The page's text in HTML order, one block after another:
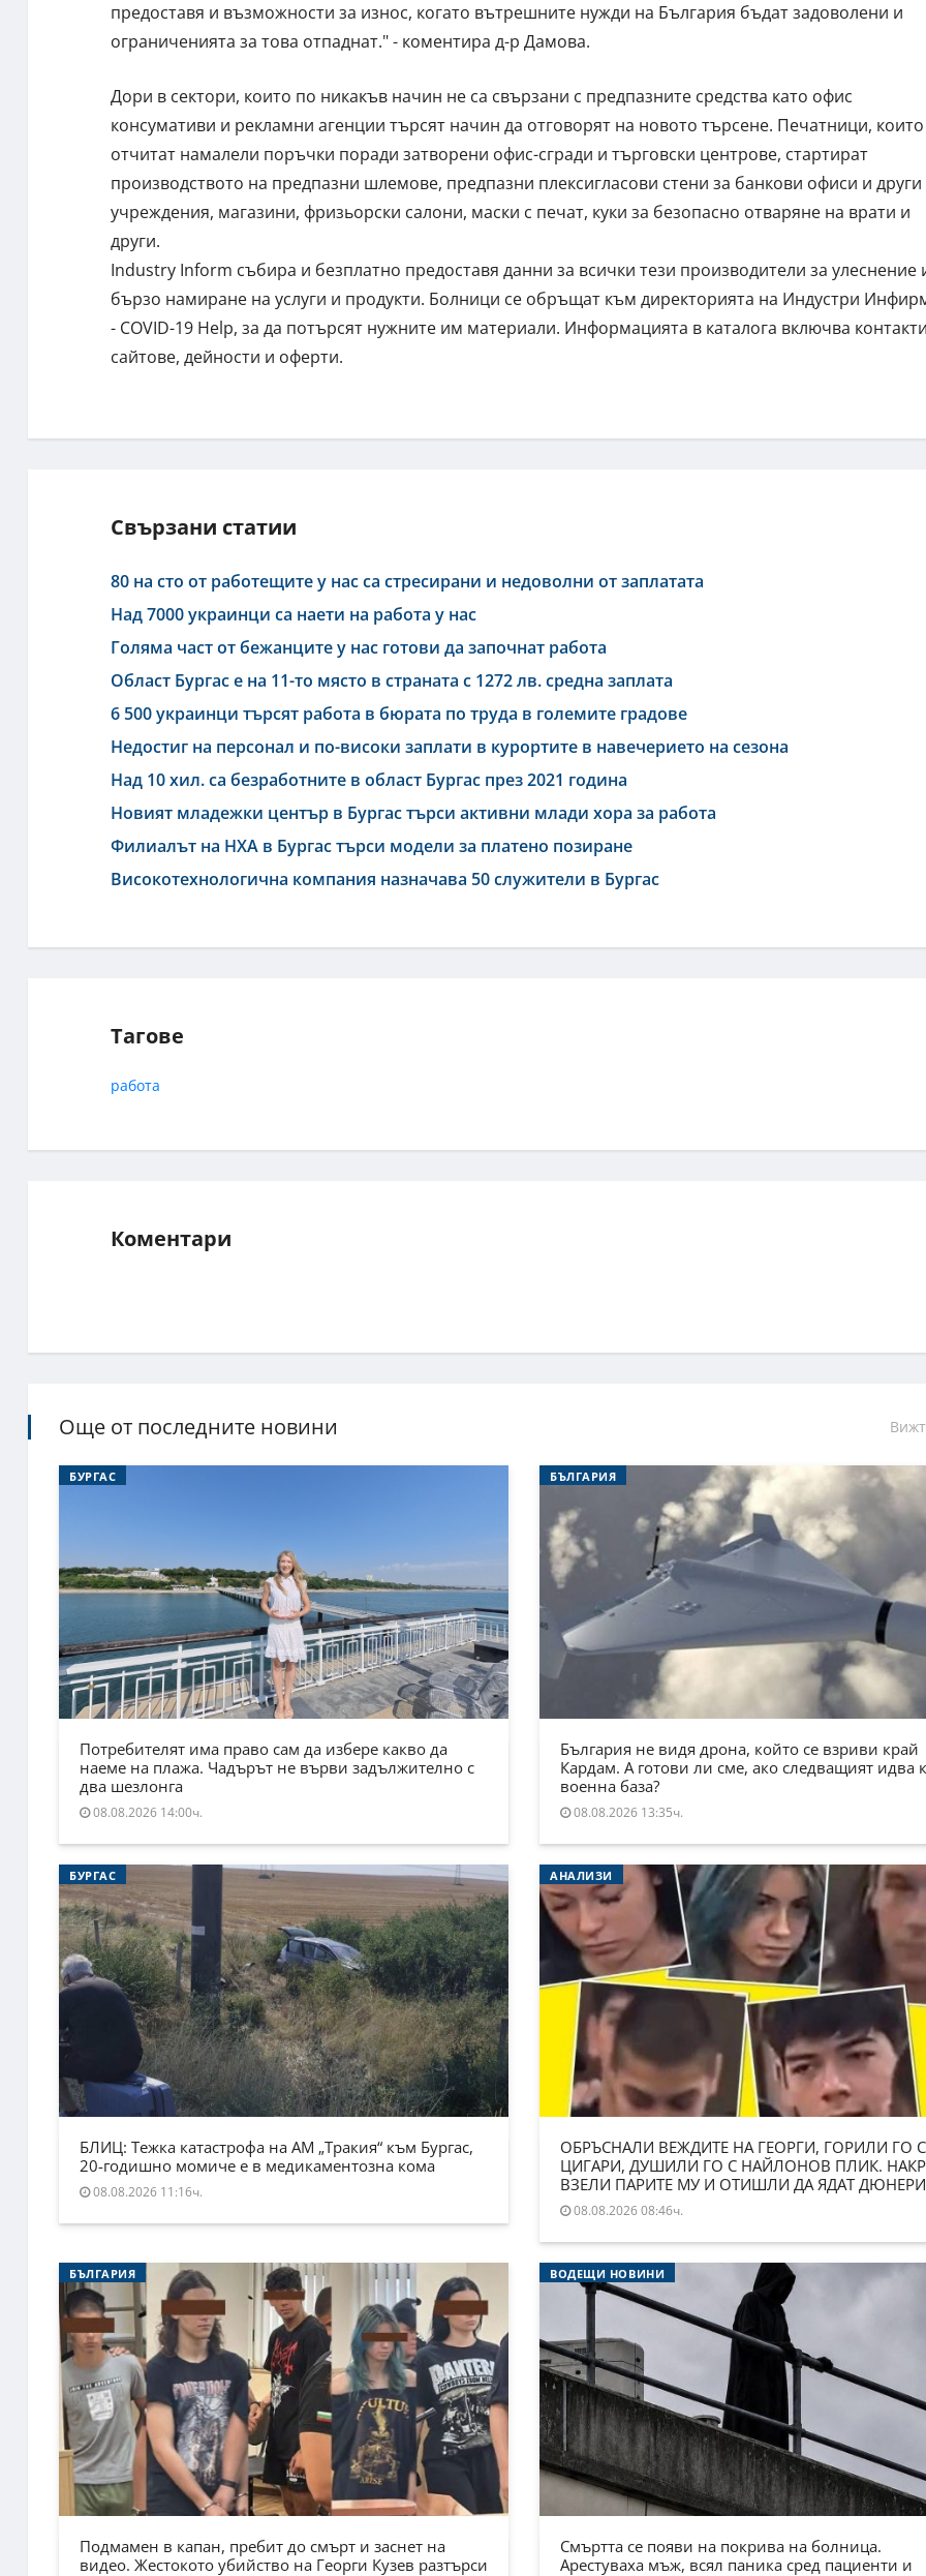
предоставя и възможности за износ, когато вътрешните нужди на България бъдат задоволени и
ограниченията за това отпаднат." - коментира д-р Дамова.
Дори в сектори, които по никакъв начин не са свързани с предпазните средства като офис
консумативи и рекламни агенции търсят начин да отговорят на новото търсене. Печатници, които
отчитат намалели поръчки поради затворени офис-сгради и търговски центрове, стартират
производството на предпазни шлемове, предпазни плексигласови стени за банкови офиси и други
учреждения, магазини, фризьорски салони, маски с печат, куки за безопасно отваряне на врати и
други.
Industry Inform събира и безплатно предоставя данни за всички тези производители за улеснение
бързо намиране на услуги и продукти. Болници се обръщат към директорията на Индустри
- COVID-19 Help, за да потърсят нужните им материали. Информацията в каталога включва
сайтове, дейности и оферти.
Свързани статии
80 на сто от работещите у нас са стресирани и недоволни от заплатата
Над 7000 украинци са наети на работа у нас
Голяма част от бежанците у нас готови да започнат работа
Област Бургас е на 11-то място в страната с 1272 лв. средна заплата
6 500 украинци търсят работа в бюрата по труда в големите градове
Недостиг на персонал и по-високи заплати в курортите в навечерието на сезона
Над 10 хил. са безработните в област Бургас през 2021 година
Новият младежки център в Бургас търси активни млади хора за работа
Филиалът на НХА в Бургас търси модели за платено позиране
Високотехнологична компания назначава 50 служители в Бургас
Тагове
работа
Коментари
Още от последните новини
БУРГАС
Потребителят има право сам да избере какво да
наеме на плажа. Чадърът не върви задължително с
два шезлонга
08.08.2026 14:00ч.
БЪЛГАРИЯ
България не видя дрона, който се взриви край
Кардам. А готови ли сме, ако следващият идва
военна база?
08.08.2026 13:35ч.
БУРГАС
БЛИЦ: Тежка катастрофа на АМ „Тракия“ към Бургас,
20-годишно момиче е в медикаментозна кома
08.08.2026 11:16ч.
АНАЛИЗИ
ОБРЪСНАЛИ ВЕЖДИТЕ НА ГЕОРГИ, ГОРИЛИ ГО С
ЦИГАРИ, ДУШИЛИ ГО С НАЙЛОНОВ ПЛИК.
ВЗЕЛИ ПАРИТЕ МУ И ОТИШЛИ ДА ЯДАТ ДЮНЕРИ
08.08.2026 08:46ч.
БЪЛГАРИЯ
Подмамен в капан, пребит до смърт и заснет на
видео. Жестокото убийство на Георги Кузев разтърси
ВОДЕЩИ НОВИНИ
Смъртта се появи на покрива на болница.
Арестуваха мъж, всял паника сред пациенти и